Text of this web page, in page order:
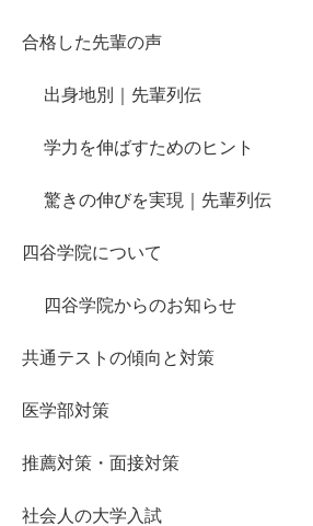
合格した先輩の声
出身地別｜先輩列伝
学力を伸ばすためのヒント
驚きの伸びを実現｜先輩列伝
四谷学院について
四谷学院からのお知らせ
共通テストの傾向と対策
医学部対策
推薦対策・面接対策
社会人の大学入試